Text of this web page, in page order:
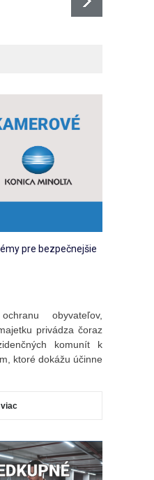
pre bezpečnejšie
obyvateľov,
privádza čoraz
komunít k
ktoré dokážu účinne